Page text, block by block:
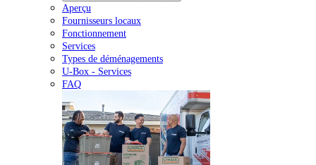
Aperçu
Fournisseurs locaux
Fonctionnement
Services
Types de déménagements
U-Box - Services
FAQ